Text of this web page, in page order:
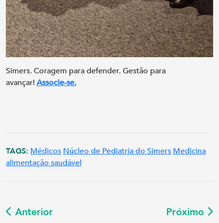
Simers. Coragem para defender. Gestão para
avançar!Associe-se.
TAGS: Médicos Núcleo de Pediatria do Simers Medicina
alimentação saudável
Anterior Próximo